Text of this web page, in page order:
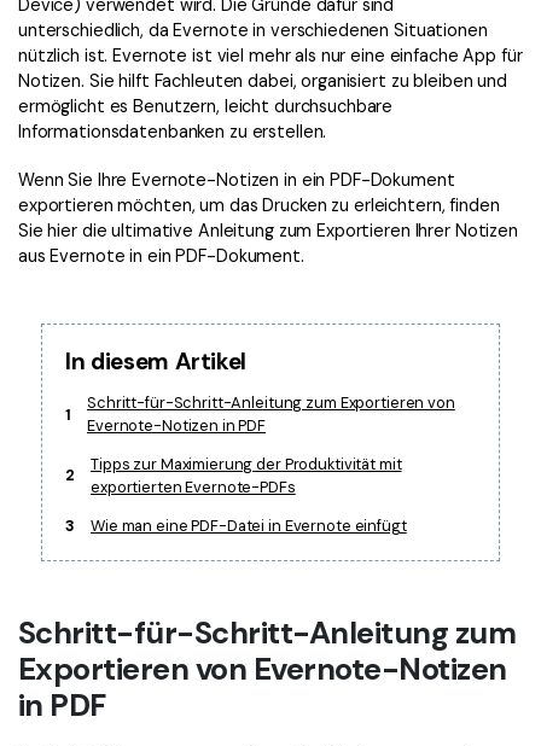
PDF OCR
PDF-Daten extrahieren
PDF freigeben
Branchen
Bildung
Finanzen
Regierung
Veröffentlichung
Freiberufler
Alle PDF-Funktionen
Kontakt zum Support
Was ist NEU
Benutzerhandbuch
PDFelement für Mac
PDFelement für iOS
Mehr erfahren
Sehen Sie, was unsere Nutzer sagen.
Kostenlose PDF-Vorlagen
Bearbeiten, Drucken und Anpassen von kostenlosen Vorlagen.
PDF-Wissen
PDF-bezogene Informationen, die Sie benötigen.
Laden Sie die leistungsstärksten und einfachsten PDF-Tools
Device) verwendet wird. Die Gründe dafür sind
unterschiedlich, da Evernote in verschiedenen Situationen
nützlich ist. Evernote ist viel mehr als nur eine einfache App für
Notizen. Sie hilft Fachleuten dabei, organisiert zu bleiben und
ermöglicht es Benutzern, leicht durchsuchbare
Informationsdatenbanken zu erstellen.
Wenn Sie Ihre Evernote-Notizen in ein PDF-Dokument
exportieren möchten, um das Drucken zu erleichtern, finden
Sie hier die ultimative Anleitung zum Exportieren Ihrer Notizen
aus Evernote in ein PDF-Dokument.
In diesem Artikel
1
Schritt-für-Schritt-Anleitung zum Exportieren von
Evernote-Notizen in PDF
2
Tipps zur Maximierung der Produktivität mit
exportierten Evernote-PDFs
3
Wie man eine PDF-Datei in Evernote einfügt
Schritt-für-Schritt-Anleitung zum
Exportieren von Evernote-Notizen
in PDF